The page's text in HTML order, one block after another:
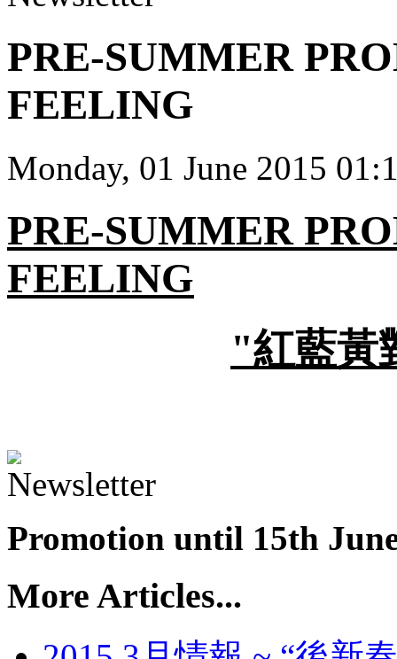
PRE-SUMMER
FEELING
Monday, 01 June 2015
PRE-SUMMER
FEELING
"紅藍黃
Promotion until 15th
More Articles...